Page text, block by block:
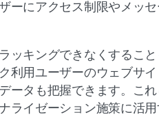
ーにアクセス制限やメッ
ッキングできなくするこ
利用ユーザーのウェブサ
ータも把握できます。こ
ライゼーション施策に活用